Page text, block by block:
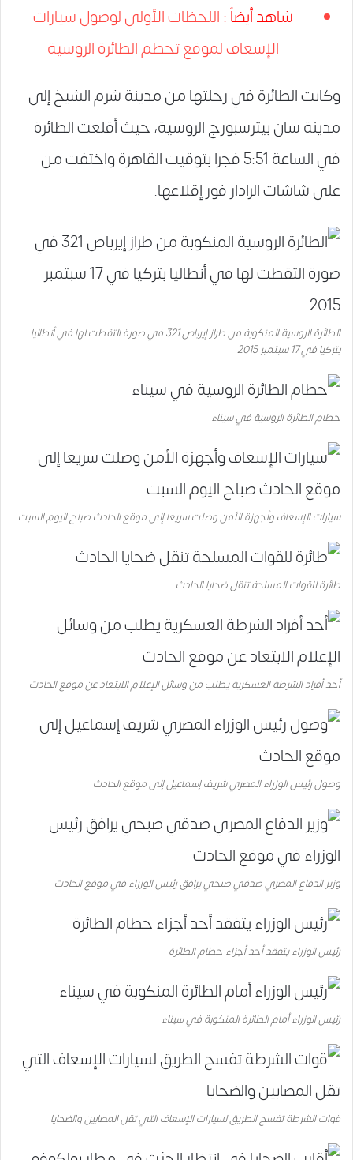
شاهد أيضاً :اللحظات الأولي لوصول سيارات
الإسعاف لموقع تحطم الطائرة الروسية
وكانت الطائرة في رحلتها من مدينة شرم الشيخ إلى
مدينة سان بيترسبورج الروسية، حيث أقلعت الطائرة
في الساعة 5:51 فجرا بتوقيت القاهرة واختفت من
على شاشات الرادار فور إقلاعها.
الطائرة الروسية المنكوبة من طراز إيرباص 321 في صورة التقطت لها في أنطاليا
بتركيا في 17 سبتمبر 2015
حطام الطائرة الروسية في سيناء
سيارات الإسعاف وأجهزة الأمن وصلت سريعا إلى موقع الحادث صباح اليوم السبت
طائرة للقوات المسلحة تنقل ضحايا الحادث
أحد أفراد الشرطة العسكرية يطلب من وسائل الإعلام الابتعاد عن موقع الحادث
وصول رئيس الوزراء المصري شريف إسماعيل إلى موقع الحادث
وزير الدفاع المصري صدقي صبحي يرافق رئيس الوزراء في موقع الحادث
رئيس الوزراء يتفقد أحد أجزاء حطام الطائرة
رئيس الوزراء أمام الطائرة المنكوبة في سيناء
قوات الشرطة تفسح الطريق لسيارات الإسعاف التي تقل المصابين والضحايا